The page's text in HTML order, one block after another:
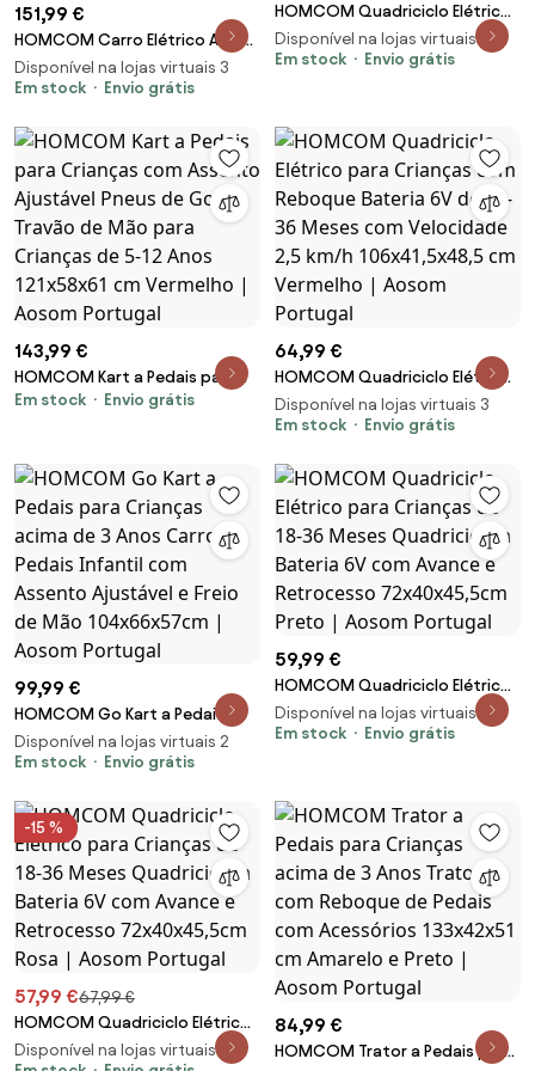
151,99 €
HOMCOM Carro Elétrico Audi
TT para Crianças acima de 3
Anos com Controlo Remoto
102x60x44 cm Branco | Aosom
Portugal
Disponível na lojas virtuais 3
Em stock
Envio grátis
HOMCOM Quadriciclo Elétrico
para Crianças com Reboque
Bateria 6V de 18-36 Meses com
Aosom Portugal
Disponível na lojas virtuais 3
Em stock
Envio grátis
143,99 €
HOMCOM Kart a Pedais para
Crianças com Assento
de 5-12 Anos 121x58x61 cm
Vermelho | Aosom Portugal
Em stock Envio grátis
64,99 €
HOMCOM Quadriciclo Elétrico
para Crianças com Reboque
Bateria 6V de 18-36 Meses com
106x41,5x48,5 cm Vermelho |
Aosom Portugal
Disponível na lojas virtuais 3
Em stock
Envio grátis
99,99 €
HOMCOM Go Kart a Pedais
para Crianças acima de 3 Anos
Carro de Pedais Infantil com
Mão 104x66x57cm | Aosom
Portugal
Disponível na lojas virtuais 2
Em stock
Envio grátis
59,99 €
HOMCOM Quadriciclo Elétrico
para Crianças de 18-36 Meses
Quadriciclo a Bateria 6V com
Portugal
Disponível na lojas virtuais 3
Em stock
Envio grátis
-15 %
57,99 €67,99 €
HOMCOM Quadriciclo Elétrico
para Crianças de 18-36 Meses
Disponível na lojas virtuais 3
84,99 €
HOMCOM Trator a Pedais para